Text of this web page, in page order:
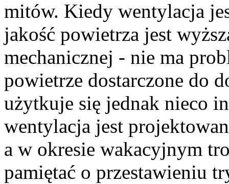
mitów. Kiedy wentylacja
jakość powietrza jest
mechanicznej - nie ma
powietrze dostarczone do
użytkuje się jednak nieco
wentylacja jest
a w okresie wakacyjnym
pamiętać o przestawieniu